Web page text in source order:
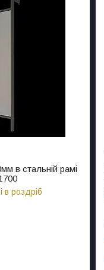
в стальній рамі
в роздріб